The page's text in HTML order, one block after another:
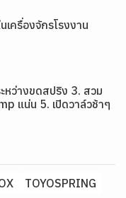
ครื่องจักรโรงงาน
หว่างขดสปริง 3. สวม
แน่น 5. เปิดวาล์วช้าๆ
TOYOSPRING